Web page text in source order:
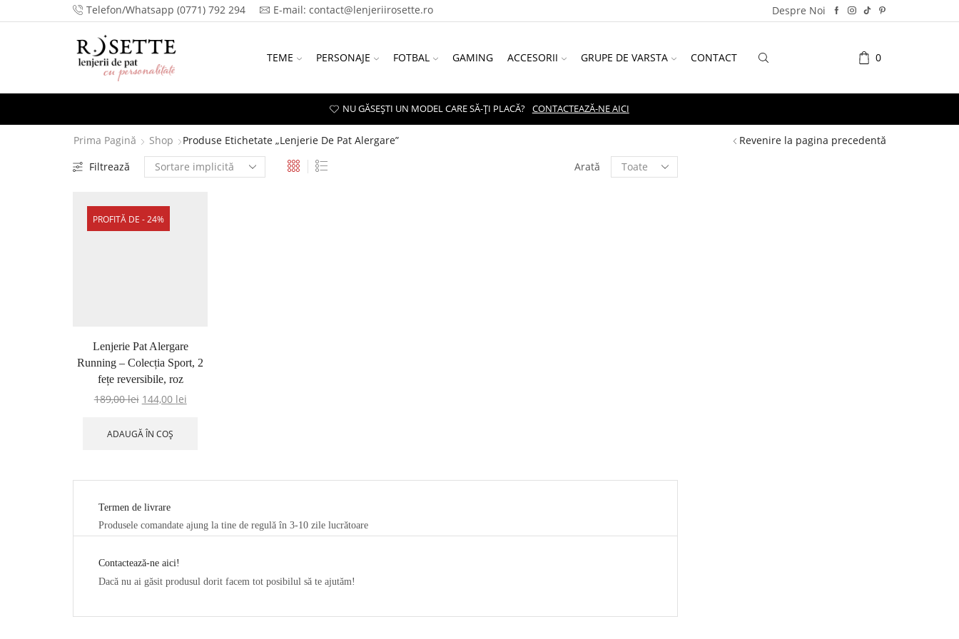
Telefon/Whatsapp (0771) 792 294 E-mail: contact@lenjeriirosette.ro Despre Noi
TEME PERSONAJE FOTBAL GAMING ACCESORII GRUPE DE VARSTA CONTACT 0
NU GĂSEȘTI UN MODEL CARE SĂ-ȚI PLACĂ? CONTACTEAZĂ-NE AICI
Prima Pagină Shop Produse Etichetate „lenjerie De Pat Alergare”
Revenire la pagina precedentă
Filtrează
Arată
PROFITĂ DE - 24%
Lenjerie Pat Alergare
Running – Colecția Sport, 2
fețe reversibile, roz
189,00lei 144,00 lei
ADAUGĂ ÎN COȘ
Termen de livrare
Produsele comandate ajung la tine de regulă în 3-10 zile lucrătoare
Contactează-ne aici!
Dacă nu ai găsit produsul dorit facem tot posibilul să te ajutăm!